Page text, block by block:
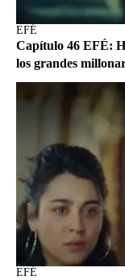
EFÉ
Capítulo 46 EFÉ:
los grandes
EFÉ